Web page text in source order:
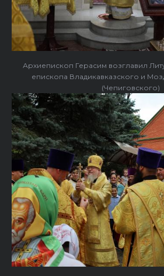
Архиепископ Герасим возглавил
епископа Владикавказского и
(Чепиговского)